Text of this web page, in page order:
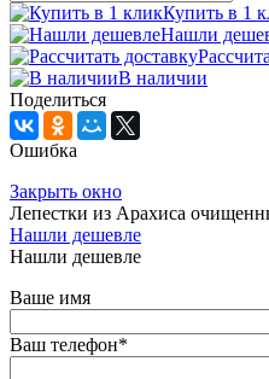
Купить в 1
Нашли
В наличии
Поделиться
Ошибка
Закрыть окно
Лепестки из Арахиса
Нашли дешевле
Нашли дешевле
Ваше имя
Ваш телефон*